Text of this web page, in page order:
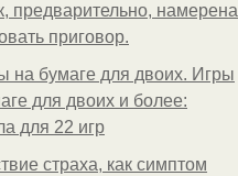
предварительно, намерена
приговор.
на бумаге для двоих. Игры
для двоих и более:
для 22 игр
страха, как симптом